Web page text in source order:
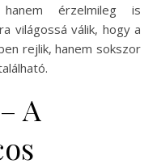
hanem érzelmileg is
világossá válik, hogy a
rejlik, hanem sokszor
A